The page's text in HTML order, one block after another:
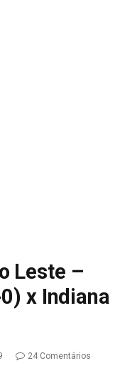
Leste –
x Indiana
24 Comentários